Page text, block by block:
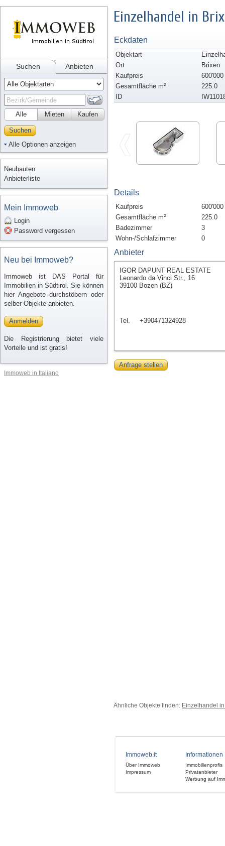
Suchen Anbieten
Alle Kaufen
Mieten
Suchen
Alle Optionen anzeigen
Neubauten
Anbieterliste
Mein Immoweb
Login
Password vergessen
Neu bei Immoweb?
Immoweb ist DAS Portal für
Immobilien in Südtirol. Sie können
hier Angebote durchstöbern oder
selber Objekte anbieten.
Anmelden
Die Registrierung bietet viele
Vorteile und ist gratis!
Immoweb in Italiano
Einzelhandel in
Eckdaten
Objektart
Ort
Brixen
Kaufpreis
600'000
Gesamtfläche m²
225.0
ID
Details
Kaufpreis
600'000
Gesamtfläche m²
225.0
Badezimmer
3
Wohn-/Schlafzimmer
0
Anbieter
IGOR DAPUNT REAL ESTATE
Leonardo da Vinci Str., 16
39100 Bozen (BZ)
Tel. +390471324928
Anfrage stellen
Ähnliche Objekte finden: Einzelhandel
Immoweb.it
Über Immoweb
Impressum
Informationen
Immobilienprofis
Privatanbieter
Werbung auf